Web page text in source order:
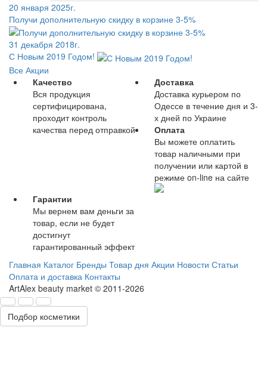
20 января 2025г.
Получи дополнительную скидку в корзине 3-5%
31 декабря 2018г.
С Новым 2019 Годом!
Все Акции
Качество
Вся продукция
сертифицирована,
проходит контроль
качества перед отправкой
Доставка
Доставка курьером по
Одессе в течение дня и 3-
х дней по Украине
Оплата
Вы можете оплатить
товар наличными при
получении или картой в
режиме on-line на сайте
Гарантии
Мы вернем вам деньги за
товар, если не будет
достигнут
гарантированный эффект
Главная Каталог Бренды Товар дня Акции Новости Статьи
Оплата и доставка Контакты
ArtAlex beauty market © 2011-2026
Подбор косметики